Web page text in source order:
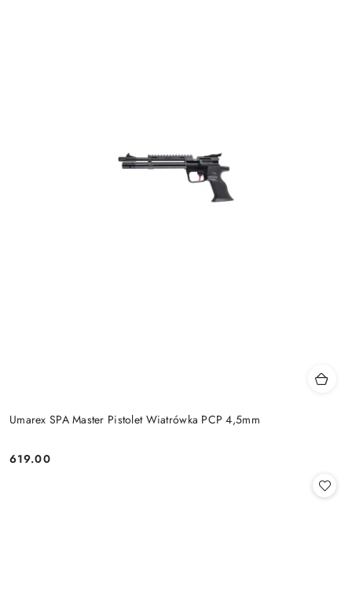
Umarex SPA Master Pistolet Wiatrówka PCP 4,5mm
Cena:
619.00